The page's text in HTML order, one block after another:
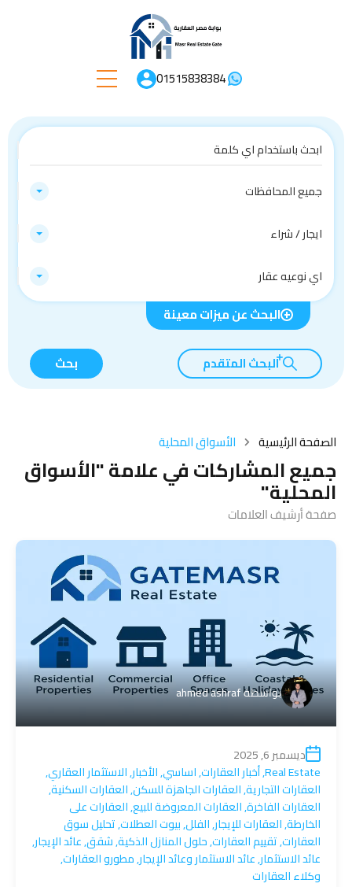
01515838384
جميع المحافظات
ايجار / شراء
اي نوعيه عقار
البحث عن ميزات معينة
البحث المتقدم بحث
الصفحة الرئيسية الأسواق المحلية
جميع المشاركات في علامة "الأسواق
المحلية"
صفحة أرشيف العلامات
بواسطةahmed ashraf
ديسمبر 6, 2025
Real Estate
,أخبار العقارات,اساسي,الأخبار,الاستثمار العقاري,
العقارات التجارية,العقارات الجاهزة للسكن,العقارات السكنية,
العقارات الفاخرة,العقارات المعروضة للبيع,العقارات على
الخارطة,العقارات للإيجار,الفلل,بيوت العطلات,تحليل سوق
العقارات,تقييم العقارات,حلول المنازل الذكية,شقق,عائد الإيجار,
عائد الاستثمار,عائد الاستثمار وعائد الإيجار,مطورو العقارات,
وكلاء العقارات